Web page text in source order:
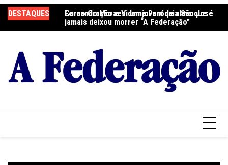
para
o
DESTAQUES
Fernando Moraes: um jovem de alma que
jamais deixou morrer “A Federação”
Curso Oração e Vida na Paróquia São José